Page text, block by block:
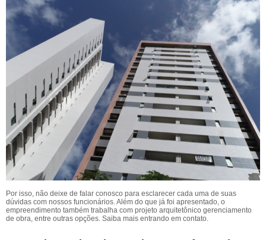
Por isso, não deixe de falar conosco para esclarecer cada uma de suas
dúvidas com nossos funcionários. Além do que já foi apresentado, o
empreendimento também trabalha com projeto arquitetônico gerenciamento
de obra, entre outras opções. Saiba mais entrando em contato.